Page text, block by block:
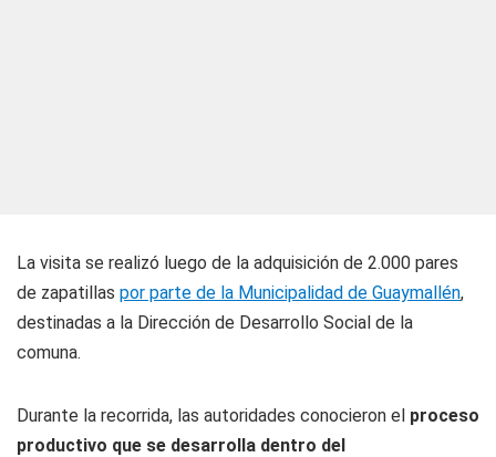
La visita se realizó luego de la adquisición de 2.000 pares
de zapatillas por parte de la Municipalidad de Guaymallén,
destinadas a la Dirección de Desarrollo Social de la
comuna.
Durante la recorrida, las autoridades conocieron el proceso
productivo que se desarrolla dentro del